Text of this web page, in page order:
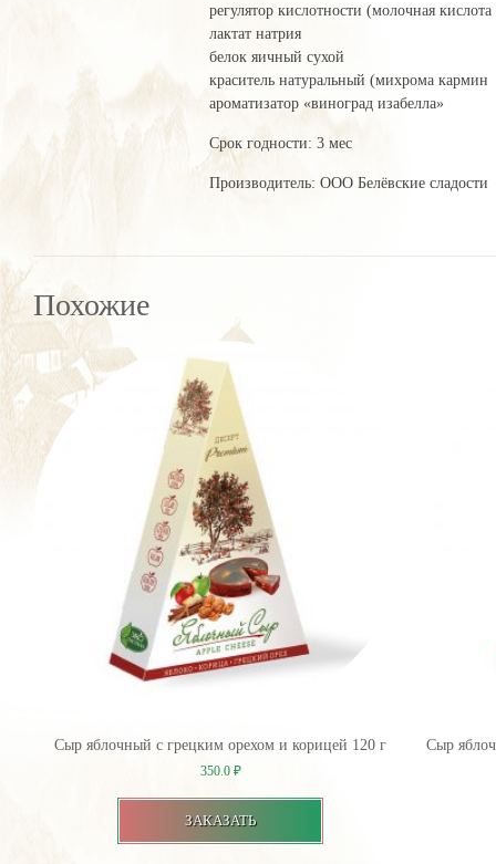
регулятор кислотности (молочная кислота
лактат натрия
белок яичный сухой
краситель натуральный (михрома кармин
ароматизатор «виноград изабелла»
Срок годности: 3 мес
Производитель: ООО Белёвские сладости
Похожие
Сыр яблочный с грецким орехом и корицей 120 г
350.0 ₽
ЗАКАЗАТЬ
Сыр